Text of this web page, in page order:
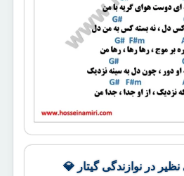
در نوازندگی گیتار 💎